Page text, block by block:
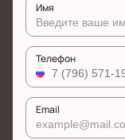
Имя
Телефон
Email